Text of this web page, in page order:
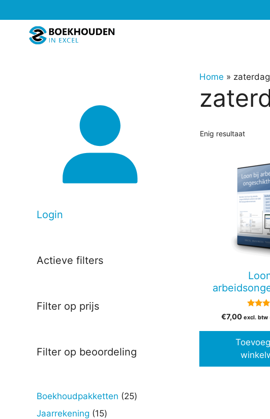
naar
Home »
Enig resultaat
3.00
van 5
€7,00 excl. btw
Login
Actieve filters
Filter op prijs
Filter op beoordeling
Boekhoudpakketten 2525
Jaarrekening 1515